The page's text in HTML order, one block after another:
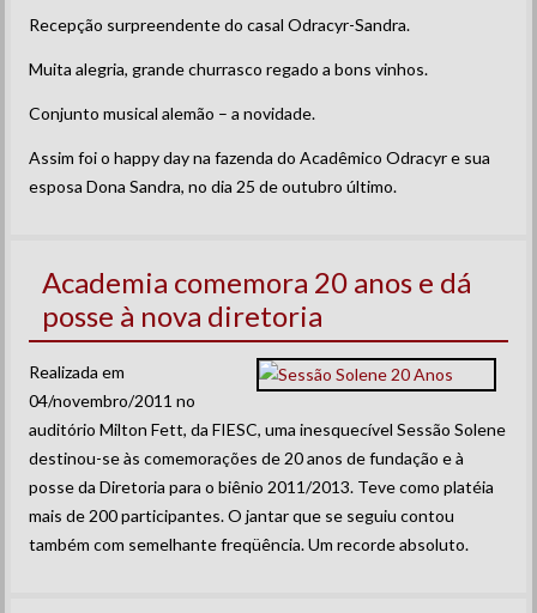
Recepção surpreendente do casal Odracyr-Sandra.
Muita alegria, grande churrasco regado a bons vinhos.
Conjunto musical alemão – a novidade.
Assim foi o happy day na fazenda do Acadêmico Odracyr e sua
esposa Dona Sandra, no dia 25 de outubro último.
Academia comemora 20 anos e dá
posse à nova diretoria
Realizada em
04/novembro/2011 no
auditório Milton Fett, da FIESC, uma inesquecível Sessão Solene
destinou-se às comemorações de 20 anos de fundação e à
posse da Diretoria para o biênio 2011/2013. Teve como platéia
mais de 200 participantes. O jantar que se seguiu contou
também com semelhante freqüência. Um recorde absoluto.